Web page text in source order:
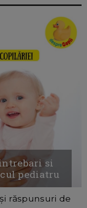
si
pediatru
răspunsuri de